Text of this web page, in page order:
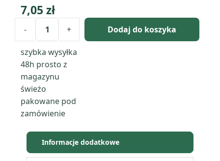
7,05 zł
- + Dodaj do koszyka
szybka wysyłka
48h prosto z
magazynu
świeżo
pakowane pod
zamówienie
Informacje dodatkowe